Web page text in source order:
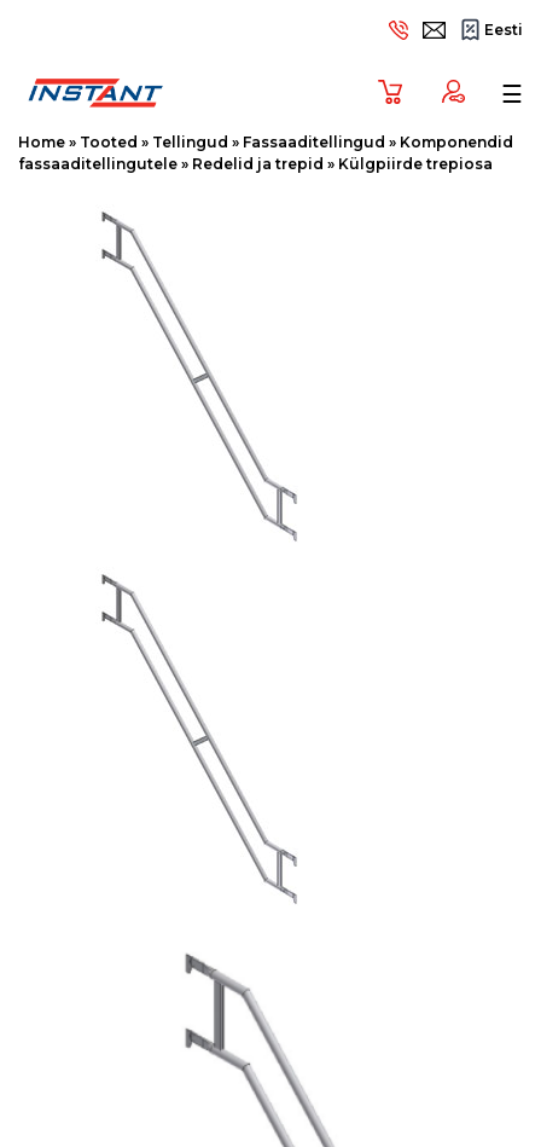
Eesti
☰
Home » Tooted » Tellingud » Fassaaditellingud » Komponendid
fassaaditellingutele » Redelid ja trepid » Külgpiirde trepiosa